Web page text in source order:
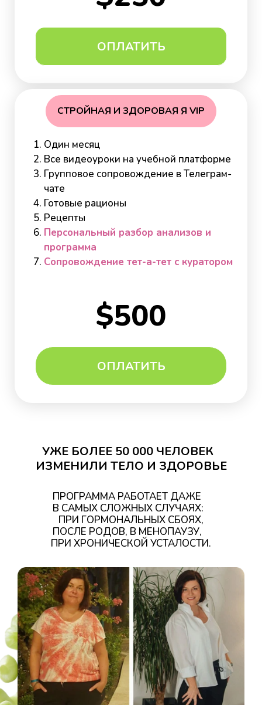
ОПЛАТИТЬ
СТРОЙНАЯ И ЗДОРОВАЯ Я VIP
Один месяц
Все видеоуроки на учебной платформе
Групповое сопровождение в Телеграм-
чате
Готовые рационы
Рецепты
Персональный разбор анализов и
программа
Сопровождение тет-а-тет с куратором
$500
ОПЛАТИТЬ
УЖЕ БОЛЕЕ 50 000 ЧЕЛОВЕК
ИЗМЕНИЛИ ТЕЛО И ЗДОРОВЬЕ
ПРОГРАММА РАБОТАЕТ ДАЖЕ
В САМЫХ СЛОЖНЫХ СЛУЧАЯХ:
ПРИ ГОРМОНАЛЬНЫХ СБОЯХ,
ПОСЛЕ РОДОВ, В МЕНОПАУЗУ,
ПРИ ХРОНИЧЕСКОЙ УСТАЛОСТИ.